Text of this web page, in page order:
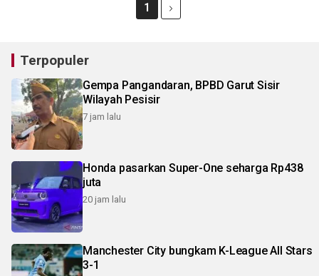
1
Terpopuler
Gempa Pangandaran, BPBD Garut Sisir
Wilayah Pesisir
7 jam lalu
Honda pasarkan Super-One seharga Rp438
juta
20 jam lalu
Manchester City bungkam K-League All Stars
3-1